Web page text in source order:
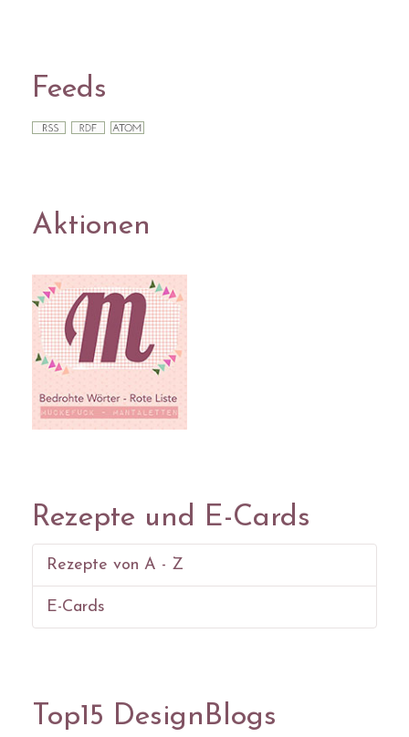
Feeds
Aktionen
Rezepte und E-Cards
Rezepte von A - Z
E-Cards
Top15 DesignBlogs